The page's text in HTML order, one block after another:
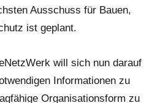
Ausschuss für Bauen,
ist geplant.
will sich nun darauf
Informationen zu
Organisationsform zu